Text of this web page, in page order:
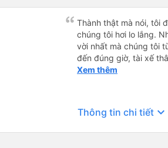
Thành thật mà nói, tôi
chúng tôi hơi lo lắng.
vời nhất mà chúng tôi
đến đúng giờ, tài xế
vẫn hơi xóc, nhưng đó
Xem thêm
Thông tin chi tiết keyboard_arrow_down